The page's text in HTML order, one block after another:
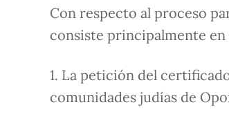
Con respecto al proceso
consiste principalmente en
1. La petición del
comunidades judías de